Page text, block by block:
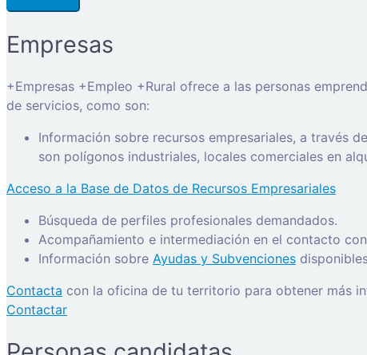
Empresas
+Empresas +Empleo +Rural ofrece a las personas
de servicios, como son:
Información sobre recursos empresariales, a través
son polígonos industriales, locales comerciales en
Acceso a la Base de Datos de Recursos Empresariales
Búsqueda de perfiles profesionales demandados.
Acompañamiento e intermediación en el contacto
Información sobre Ayudas y Subvenciones
Contacta con la oficina de tu territorio para obtener más
Contactar